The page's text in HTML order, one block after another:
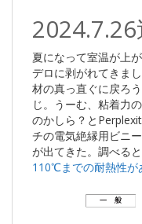
夏になって室温が上
デロに剥がれてきま
材の真っ直ぐに戻ろ
じ。うーむ、粘着力
のかしら？と
チの電気絶縁用ビニ
が出てきた。調べると
110℃までの耐熱性が